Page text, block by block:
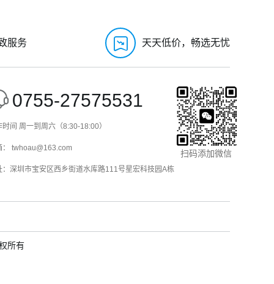
服务 天天低价，畅选无忧
0755-27575531
时间 周一到周六（8:30-18:00）
： twhoau@163.com
：深圳市宝安区西乡街道水库路111号星宏科技园A栋
扫码添加微信
所有